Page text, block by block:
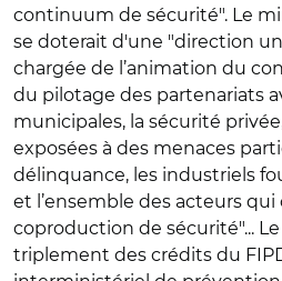
continuum de sécurité". Le
se doterait d'une "direction
chargée de l’animation du
du pilotage des partenariats
municipales, la sécurité
exposées à des menaces
délinquance, les industriels
et l’ensemble des acteurs
coproduction de sécurité"...
triplement des crédits du